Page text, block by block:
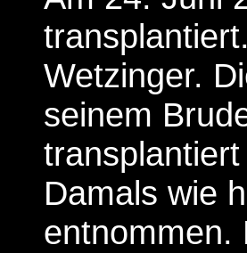
Wetzinger.
seinem
Damals wie
entnommen.